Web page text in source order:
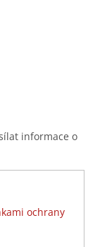
informace o
ochrany